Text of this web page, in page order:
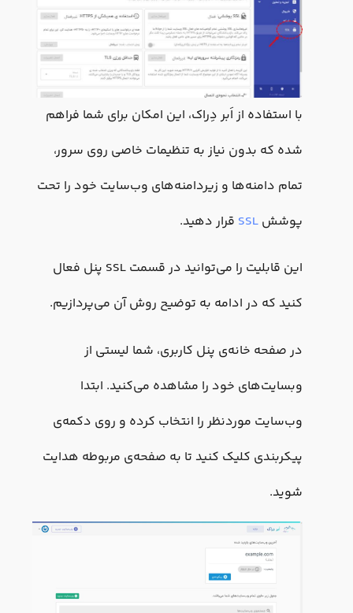
با استفاده از اَبر دِراک، این امکان برای شما فراهم
شده که بدون نیاز به تنظیمات خاصی روی سرور،
تمام دامنه‌ها و زیر‌دامنه‌های وب‌سایت خود را تحت
پوششSSL قرار دهید.
این قابلیت را می‌توانید در قسمت SSL پنل فعال
کنید که در ادامه به توضیح روش آن می‌پردازیم.
در صفحه خانه‌ی پنل کاربری، شما لیستی از
وبسایت‌های خود را مشاهده می‌کنید. ابتدا
وب‌سایت موردنظر را انتخاب کرده و روی دکمه‌ی
پیکربندی کلیک کنید تا به صفحه‌ی مربوطه هدایت
شوید.